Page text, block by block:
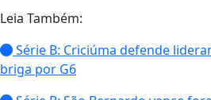
Leia Também:
Série B: Criciúma defende
briga por G6